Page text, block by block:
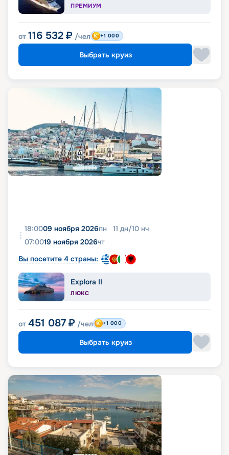
ПРЕМИУМ
от 116 532 ₽ /чел +1 000
Выбрать круиз
18:0009 ноября 2026пн 11 дн/10 нч
07:0019 ноября 2026чт
Вы посетите 4 страны:
Explora II
ЛЮКС
от 451 087 ₽ /чел +1 000
Выбрать круиз